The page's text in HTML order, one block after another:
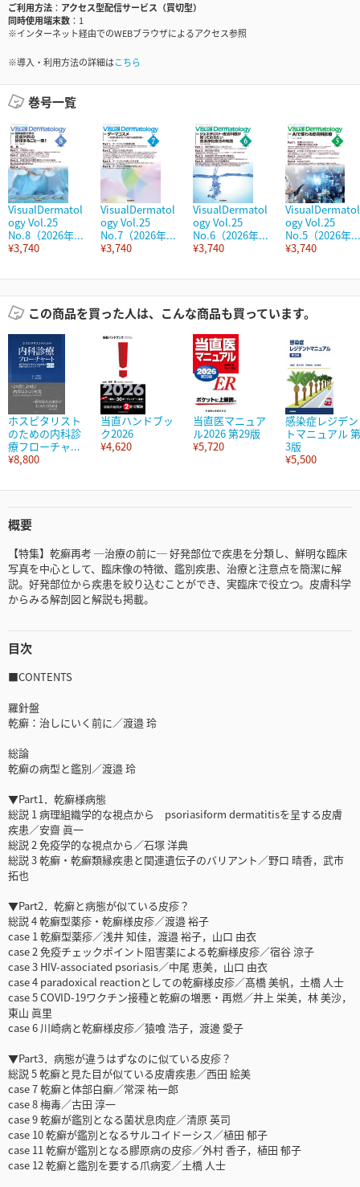
ご利用方法
アクセス型配信サービス（買切型）
同時使用端末数
1
※インターネット経由でのWEBブラウザによるアクセス参照
※導入・利用方法の詳細はこちら
巻号一覧
VisualDermatol
ogy Vol.25
No.8（2026年...
¥3,740
VisualDermatol
ogy Vol.25
No.7（2026年...
¥3,740
VisualDermatol
ogy Vol.25
No.6（2026年...
¥3,740
VisualDermatol
ogy Vol.25
No.5（2026年...
¥3,740
この商品を買った人は、こんな商品も買っています。
ホスピタリスト
のための内科診
療フローチャ...
¥8,800
当直ハンドブッ
ク2026
¥4,620
当直医マニュア
ル2026 第29版
¥5,720
感染症レジデン
トマニュアル 第
3版
¥5,500
概要
【特集】乾癬再考 ─治療の前に─ 好発部位で疾患を分類し、鮮明な臨床
写真を中心として、臨床像の特徴、鑑別疾患、治療と注意点を簡潔に解
説。好発部位から疾患を絞り込むことができ、実臨床で役立つ。皮膚科学
からみる解剖図と解説も掲載。
目次
■CONTENTS
羅針盤
乾癬：治しにいく前に／渡邉 玲
総論
乾癬の病型と鑑別／渡邉 玲
▼Part1．乾癬様病態
総説 1 病理組織学的な視点から psoriasiform dermatitisを呈する皮膚
疾患／安齋 眞一
総説 2 免疫学的な視点から／石塚 洋典
総説 3 乾癬・乾癬類縁疾患と関連遺伝子のバリアント／野口 晴香，武市
拓也
▼Part2．乾癬と病態が似ている皮疹？
総説 4 乾癬型薬疹・乾癬様皮疹／渡邉 裕子
case 1 乾癬型薬疹／浅井 知佳，渡邉 裕子，山口 由衣
case 2 免疫チェックポイント阻害薬による乾癬様皮疹／宿谷 涼子
case 3 HIV-associated psoriasis／中尾 恵美，山口 由衣
case 4 paradoxical reactionとしての乾癬様皮疹／髙橋 美帆，土橋 人士
case 5 COVID-19ワクチン接種と乾癬の増悪・再燃／井上 栄美，林 美沙，
東山 眞里
case 6 川崎病と乾癬様皮疹／猿喰 浩子，渡邊 愛子
▼Part3．病態が違うはずなのに似ている皮疹？
総説 5 乾癬と見た目が似ている皮膚疾患／西田 絵美
case 7 乾癬と体部白癬／常深 祐一郎
case 8 梅毒／古田 淳一
case 9 乾癬が鑑別となる菌状息肉症／清原 英司
case 10 乾癬が鑑別となるサルコイドーシス／植田 郁子
case 11 乾癬が鑑別となる膠原病の皮疹／外村 香子，植田 郁子
case 12 乾癬と鑑別を要する爪病変／土橋 人士